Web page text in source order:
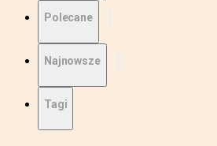
Polecane
Najnowsze
Tagi